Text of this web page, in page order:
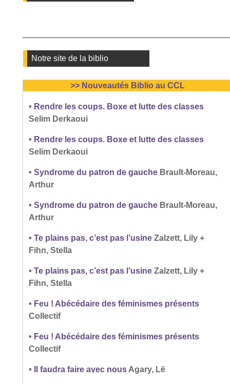
Notre site de la biblio
>> Nouveautés Biblio au CCL
• Rendre les coups. Boxe et lutte des classes
Selim Derkaoui
• Rendre les coups. Boxe et lutte des classes
Selim Derkaoui
•Syndrome du patron de gauche Brault-Moreau,
Arthur
•Syndrome du patron de gauche Brault-Moreau,
Arthur
•Te plains pas, c’est pas l’usine Zalzett, Lily +
Fihn, Stella
•Te plains pas, c’est pas l’usine Zalzett, Lily +
Fihn, Stella
• Feu ! Abécédaire des féminismes présents
Collectif
• Feu ! Abécédaire des féminismes présents
Collectif
• Il faudra faire avec nous Agary, Lë